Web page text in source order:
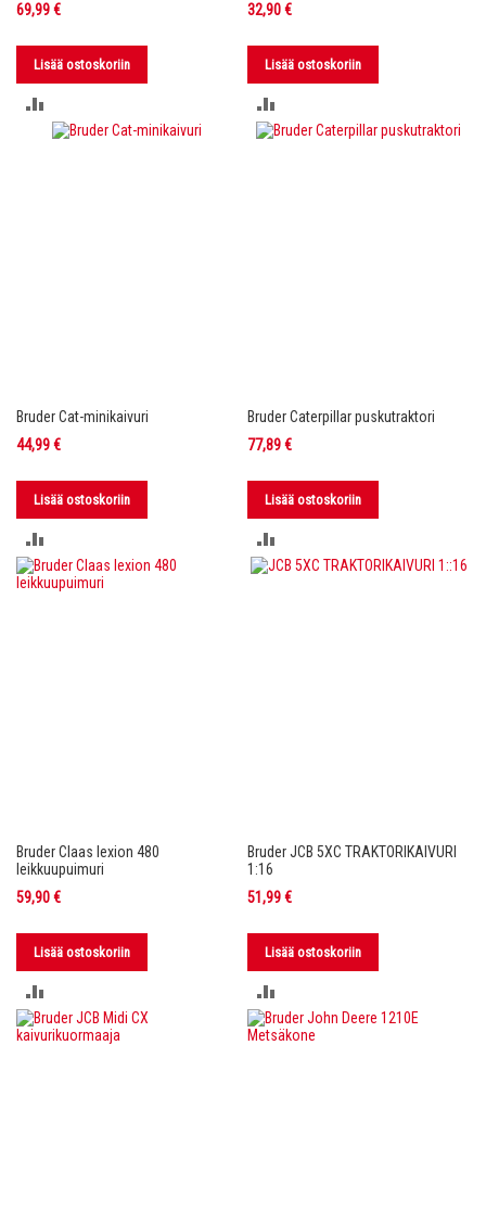
69,99 €
Lisää ostoskoriin
VERTAILUUN
32,90 €
Lisää ostoskoriin
VERTAILUUN
Bruder Cat-minikaivuri
44,99 €
Lisää ostoskoriin
VERTAILUUN
Bruder Caterpillar puskutraktori
77,89 €
Lisää ostoskoriin
VERTAILUUN
Bruder Claas lexion 480
leikkuupuimuri
59,90 €
Lisää ostoskoriin
VERTAILUUN
Bruder JCB 5XC TRAKTORIKAIVURI
1:16
51,99 €
Lisää ostoskoriin
VERTAILUUN